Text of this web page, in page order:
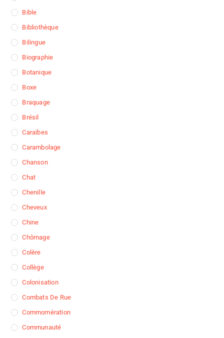
Bible
Bibliothèque
Bilingue
Biographie
Botanique
Boxe
Braquage
Brésil
Caraïbes
Carambolage
Chanson
Chat
Chenille
Cheveux
Chine
Chômage
Colère
Collège
Colonisation
Combats De Rue
Commomération
Communauté